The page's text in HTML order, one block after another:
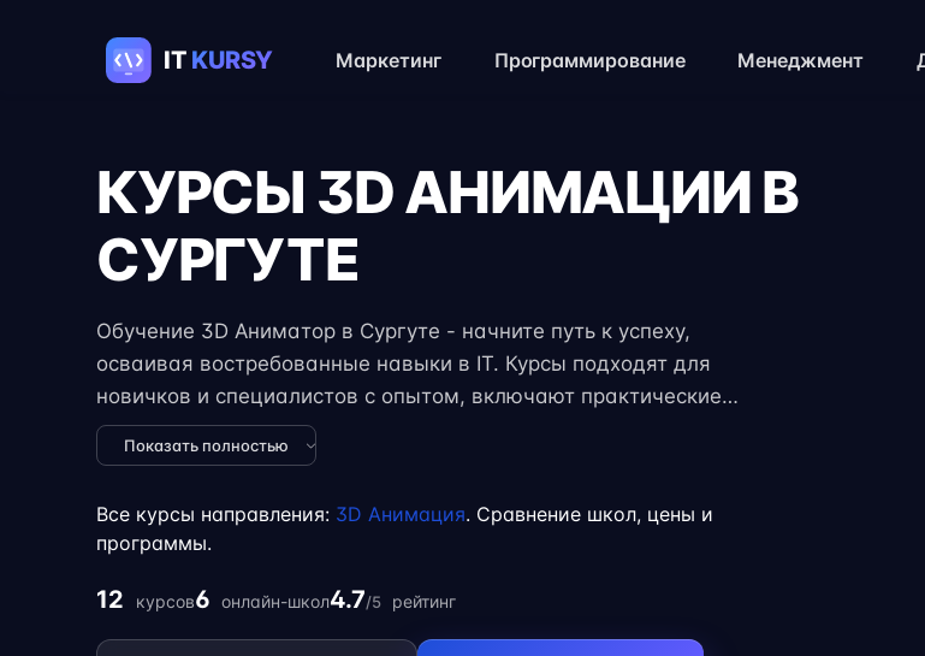
Маркетинг Программирование Менеджмент
КУРСЫ 3D АНИМАЦИИ В
СУРГУТЕ
Обучение 3D Аниматор в Сургуте - начните путь к успеху,
осваивая востребованные навыки в IT. Курсы подходят для
новичков и специалистов с опытом, включают практические
задания, реальные проекты и консультации экспертов. Гибкий
формат занятий позволяет совмещать обучение с работой,
Показать полностью
Все курсы направления: 3D Анимация. Сравнение школ, цены и
программы.
12 курсов6 онлайн-школ4.7/5 рейтинг